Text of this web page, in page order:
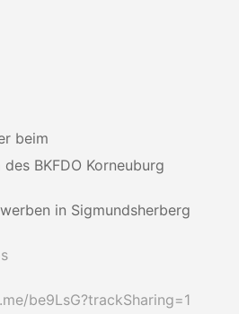
beim
BKFDO Korneuburg
in Sigmundsherberg
be9LsG?trackSharing=1